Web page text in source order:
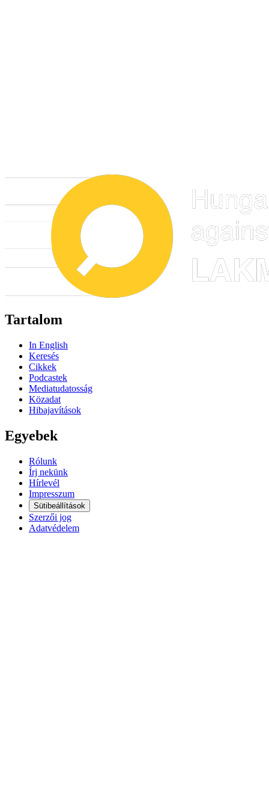
Tartalom
In English
Keresés
Cikkek
Podcastek
Mediatudatosság
Közadat
Hibajavítások
Egyebek
Rólunk
Írj nekünk
Hírlevél
Impresszum
Sütibeállítások
Szerzői jog
Adatvédelem